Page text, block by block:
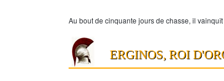
Au bout de cinquante jours de chasse, il
ERGINOS, ROI